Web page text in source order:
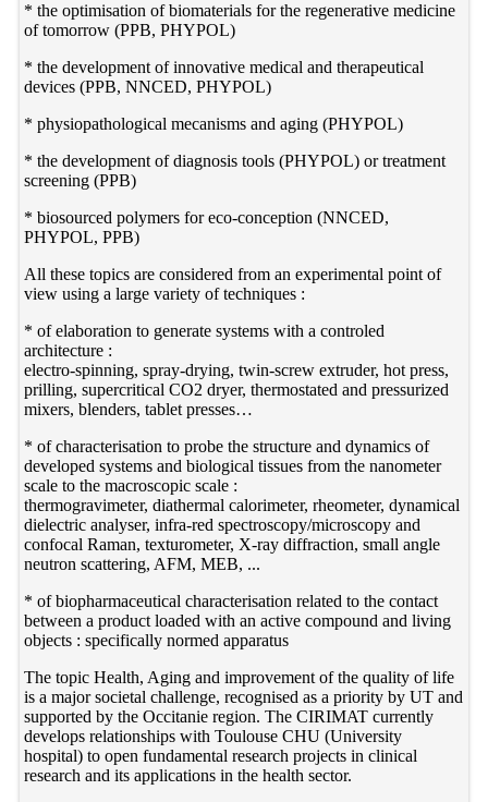
* the optimisation of biomaterials for the regenerative medicine
of tomorrow (PPB, PHYPOL)
* the development of innovative medical and therapeutical
devices (PPB, NNCED, PHYPOL)
* physiopathological mecanisms and aging (PHYPOL)
* the development of diagnosis tools (PHYPOL) or treatment
screening (PPB)
* biosourced polymers for eco-conception (NNCED,
PHYPOL, PPB)
All these topics are considered from an experimental point of
view using a large variety of techniques :
* of elaboration to generate systems with a controled
architecture :
electro-spinning, spray-drying, twin-screw extruder, hot press,
prilling, supercritical CO2 dryer, thermostated and pressurized
mixers, blenders, tablet presses…
* of characterisation to probe the structure and dynamics of
developed systems and biological tissues from the nanometer
scale to the macroscopic scale :
thermogravimeter, diathermal calorimeter, rheometer, dynamical
dielectric analyser, infra-red spectroscopy/microscopy and
confocal Raman, texturometer, X-ray diffraction, small angle
neutron scattering, AFM, MEB, ...
* of biopharmaceutical characterisation related to the contact
between a product loaded with an active compound and living
objects : specifically normed apparatus
The topic Health, Aging and improvement of the quality of life
is a major societal challenge, recognised as a priority by UT and
supported by the Occitanie region. The CIRIMAT currently
develops relationships with Toulouse CHU (University
hospital) to open fundamental research projects in clinical
research and its applications in the health sector.